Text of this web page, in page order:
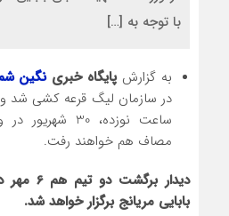
با توجه به […]
به گزارشپایگاه خبرینگین
ساعت نوزده، 30
مصاف هم خواهند رفت.
دیدار
بابایی مریانج برگزار خواهد شد.